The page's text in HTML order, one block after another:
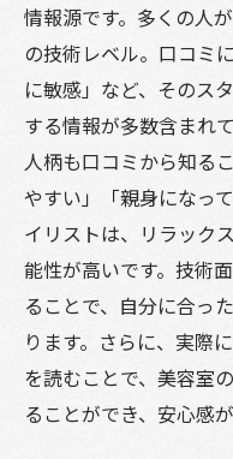
情報源です。多くの人
の技術レベル。口コミ
に敏感」など、そのス
する情報が多数含まれ
人柄も口コミから知る
やすい」「親身になっ
イリストは、リラック
能性が高いです。技術
ることで、自分に合っ
ります。さらに、実際
を読むことで、美容室
ることができ、安心感が